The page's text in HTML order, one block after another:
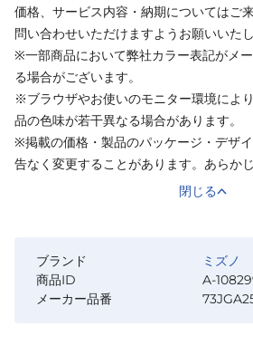
価格、サービス内容・納期についてはご
問い合わせいただけますようお願いいたし
※一部商品において弊社カラー表記がメ
る場合がございます。
※ブラウザやお使いのモニター環境によ
品の色味が若干異なる場合があります。
※掲載の価格・製品のパッケージ・デザ
告なく変更することがあります。あらか
閉じる
ブランド
ミズノ
商品ID
A-
メーカー品番